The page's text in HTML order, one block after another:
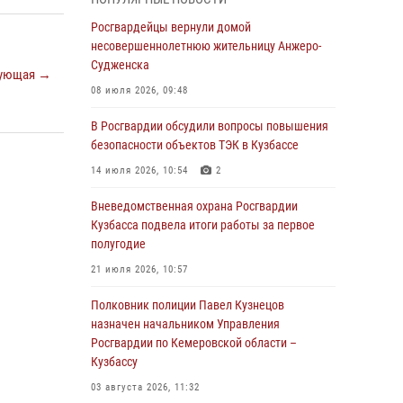
→
Генерал-полковник Олег Плохой поздравил
специалистов организационно-штатных
подразделений Росгвардии с
профессиональным праздником
07 августа 2026, 05:32
С 1 сентября 2026 года вступает в силу новый
федеральный закон о частной охранной
Росгвардейцы задержали предполагаемого
виновника причинения ножевого ранения
Росгвардейцы задержали мужчину,
повредившего имущество горожанки
06 августа 2026, 08:17
Росгвардейцы вернули домой
несовершеннолетнюю жительницу Анжеро-
Судженска
08 июля 2026, 09:48
В Росгвардии обсудили вопросы повышения
безопасности объектов ТЭК в Кузбассе
14 июля 2026, 10:54 2
Вневедомственная охрана Росгвардии
Кузбасса подвела итоги работы за первое
полугодие
21 июля 2026, 10:57
Полковник полиции Павел Кузнецов
назначен начальником Управления
Росгвардии по Кемеровской области –
Кузбассу
03 августа 2026, 11:32